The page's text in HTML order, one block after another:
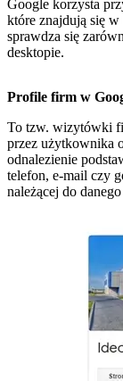
Google korzysta
które znajdują się
sprawdza się
desktopie.
Profile firm w
To tzw. wizytówki
przez użytkownika
odnalezienie
telefon, e-mail czy
należącej do